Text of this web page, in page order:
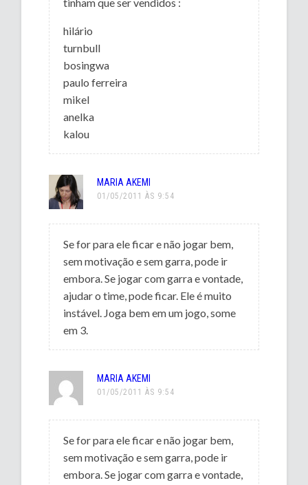
hilário
turnbull
bosingwa
paulo ferreira
mikel
anelka
kalou
MARIA AKEMI
01/05/2011 ÀS 9:54
Se for para ele ficar e não jogar bem,
sem motivação e sem garra, pode ir
embora. Se jogar com garra e vontade,
ajudar o time, pode ficar. Ele é muito
instável. Joga bem em um jogo, some
em 3.
MARIA AKEMI
01/05/2011 ÀS 9:54
Se for para ele ficar e não jogar bem,
sem motivação e sem garra, pode ir
embora. Se jogar com garra e vontade,